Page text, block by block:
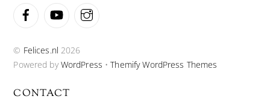
FacebookYouTube
© Felices.nl 2026
Powered byWordPress •Themify WordPress Themes
CONTACT